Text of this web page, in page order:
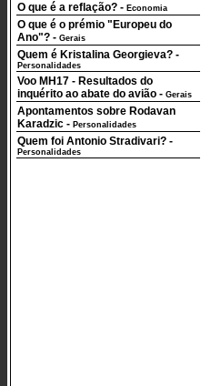
O que é a reflação? - Economia
O que é o prémio "Europeu do
Ano"? - Gerais
Quem é Kristalina Georgieva? -
Personalidades
Voo MH17 - Resultados do
inquérito ao abate do avião - Gerais
Apontamentos sobre Rodavan
Karadzic - Personalidades
Quem foi Antonio Stradivari? -
Personalidades